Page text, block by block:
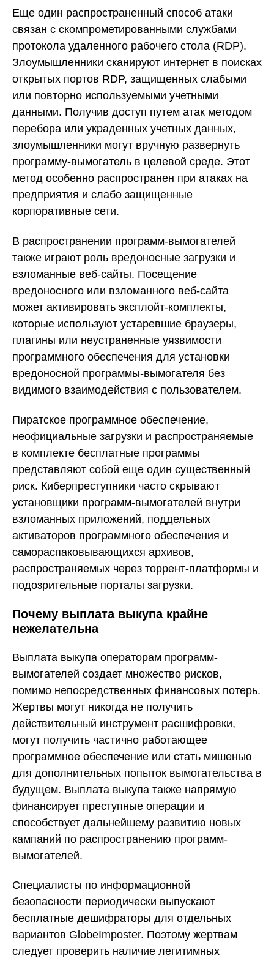
Еще один распространенный способ атаки
связан с скомпрометированными службами
протокола удаленного рабочего стола (RDP).
Злоумышленники сканируют интернет в поисках
открытых портов RDP, защищенных слабыми
или повторно используемыми учетными
данными. Получив доступ путем атак методом
перебора или украденных учетных данных,
злоумышленники могут вручную развернуть
программу-вымогатель в целевой среде. Этот
метод особенно распространен при атаках на
предприятия и слабо защищенные
корпоративные сети.
В распространении программ-вымогателей
также играют роль вредоносные загрузки и
взломанные веб-сайты. Посещение
вредоносного или взломанного веб-сайта
может активировать эксплойт-комплекты,
которые используют устаревшие браузеры,
плагины или неустраненные уязвимости
программного обеспечения для установки
вредоносной программы-вымогателя без
видимого взаимодействия с пользователем.
Пиратское программное обеспечение,
неофициальные загрузки и распространяемые
в комплекте бесплатные программы
представляют собой еще один существенный
риск. Киберпреступники часто скрывают
установщики программ-вымогателей внутри
взломанных приложений, поддельных
активаторов программного обеспечения и
самораспаковывающихся архивов,
распространяемых через торрент-платформы и
подозрительные порталы загрузки.
Почему выплата выкупа крайне
нежелательна
Выплата выкупа операторам программ-
вымогателей создает множество рисков,
помимо непосредственных финансовых потерь.
Жертвы могут никогда не получить
действительный инструмент расшифровки,
могут получить частично работающее
программное обеспечение или стать мишенью
для дополнительных попыток вымогательства в
будущем. Выплата выкупа также напрямую
финансирует преступные операции и
способствует дальнейшему развитию новых
кампаний по распространению программ-
вымогателей.
Специалисты по информационной
безопасности периодически выпускают
бесплатные дешифраторы для отдельных
вариантов GlobeImposter. Поэтому жертвам
следует проверить наличие легитимных